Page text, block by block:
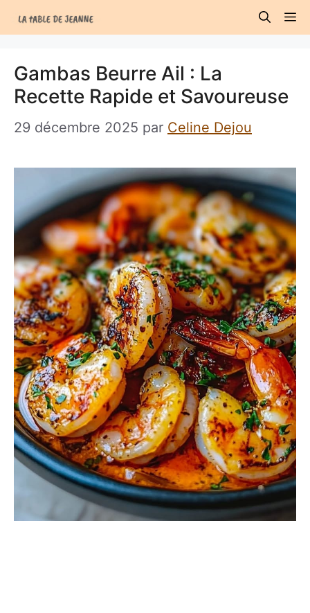
au
Gambas Beurre Ail : La
Recette Rapide et Savoureuse
29 décembre 2025 par Celine Dejou